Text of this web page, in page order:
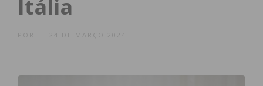
Itália
24 DE MARÇO 2024